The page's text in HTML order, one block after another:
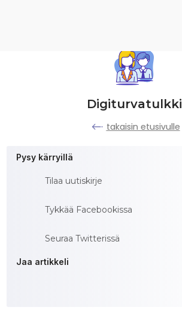
Digiturvatulkki
takaisin etusivulle
Pysy kärryillä
Tilaa uutiskirje
Tykkää Facebookissa
Seuraa Twitterissä
Jaa artikkeli